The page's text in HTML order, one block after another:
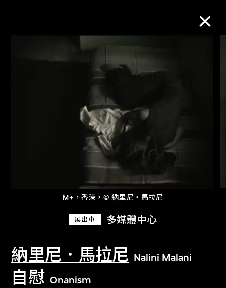
M+，香港，© 納里尼‧馬拉尼
展出中 多媒體中心
納里尼．馬拉尼 Nalini Malani
自慰 Onanism
M+藏品
探索世界頂級的二十及二十一世紀視覺